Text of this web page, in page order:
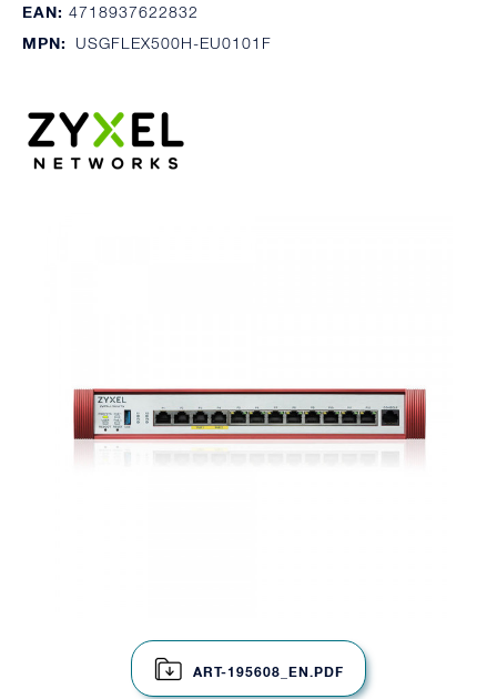
EAN: 4718937622832
MPN:
USGFLEX500H-EU0101F
ART-195608_EN.PDF